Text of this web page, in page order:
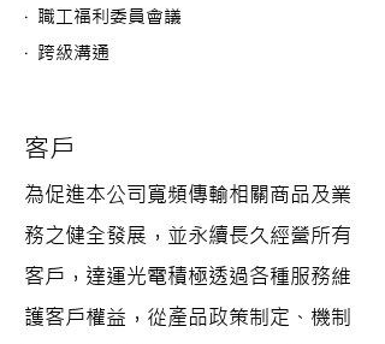
‧ 職工福利委員會議
‧ 跨級溝通
客戶
為促進本公司寬頻傳輸相關商品及業
務之健全發展，並永續長久經營所有
客戶，達運光電積極透過各種服務維
護客戶權益，從產品政策制定、機制